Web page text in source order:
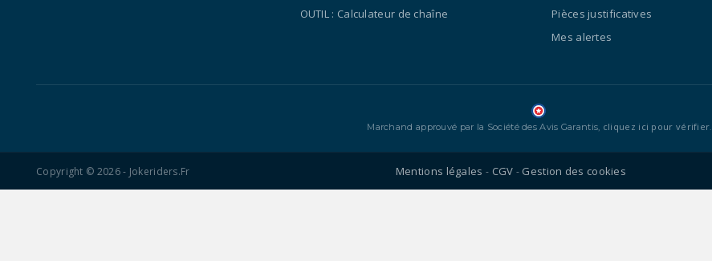
OUTIL : Calculateur de chaîne
Pièces justificatives
Mes alertes
Marchand approuvé par la Société des Avis Garantis, cliquez ici pour vérifier.
Copyright © 2026 - Jokeriders.fr Mentions légales - CGV - Gestion des cookies